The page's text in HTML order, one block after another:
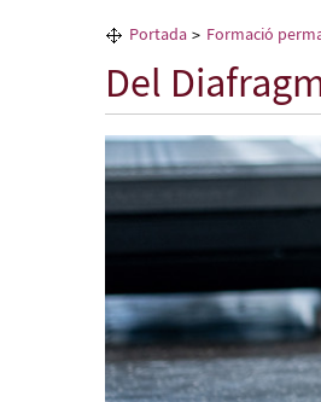
Portada Formació
Del